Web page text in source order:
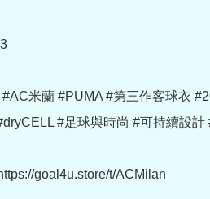
米蘭 #PUMA #第三作客球衣
#足球與時尚 #可持續設計
goal4u.store/t/ACMilan